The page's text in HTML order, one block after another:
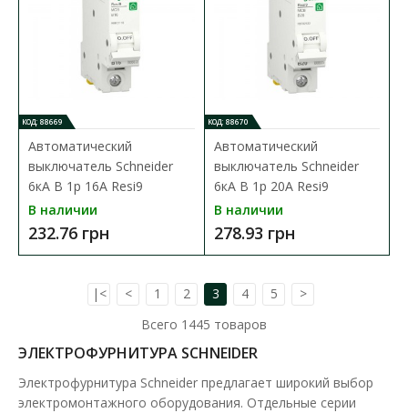
КОД: 88669
Автоматический
выключатель Schneider
6кА B 1p 16А Resi9
В наличии
232.76 грн
КОД: 88670
Автоматический
выключатель Schneider
6кА B 1p 20А Resi9
В наличии
278.93 грн
|< < 1 2 3 4 5
>
Всего 1445 товаров
ЭЛЕКТРОФУРНИТУРА SCHNEIDER
Электрофурнитура Schneider предлагает широкий выбор
электромонтажного оборудования. Отдельные серии